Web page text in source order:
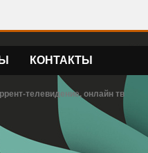
КОНТАКТЫ
телевидение, онлайн тв